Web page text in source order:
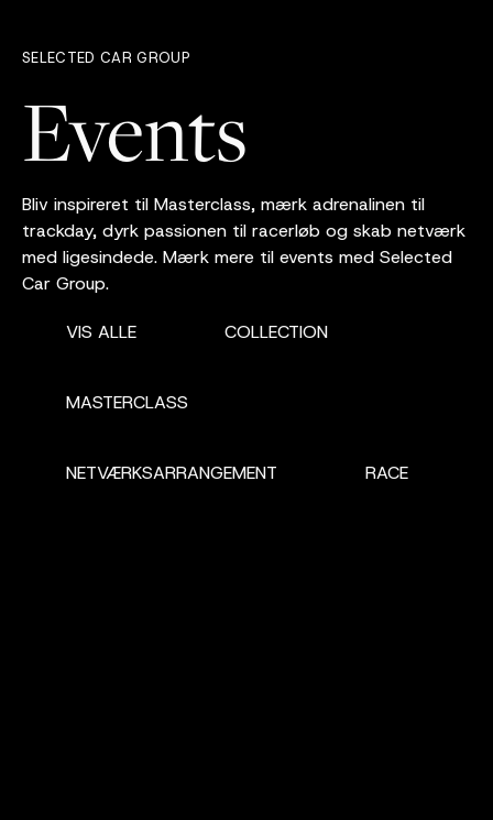
SELECTED CAR GROUP
Events
Bliv inspireret til Masterclass, mærk adrenalinen til
trackday, dyrk passionen til racerløb og skab netværk
med ligesindede. Mærk mere til events med Selected
Car Group.
VIS ALLE COLLECTION
MASTERCLASS
NETVÆRKSARRANGEMENT RACE